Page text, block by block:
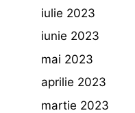
iulie 2023
iunie 2023
mai 2023
aprilie 2023
martie 2023